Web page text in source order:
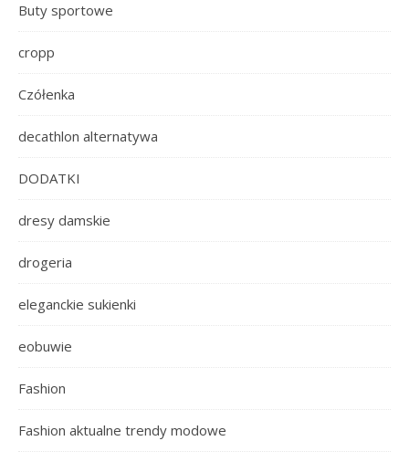
Buty sportowe
cropp
Czółenka
decathlon alternatywa
DODATKI
dresy damskie
drogeria
eleganckie sukienki
eobuwie
Fashion
Fashion aktualne trendy modowe